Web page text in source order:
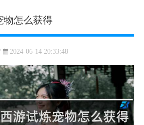
物怎么获得
2024-06-14 20:33:48